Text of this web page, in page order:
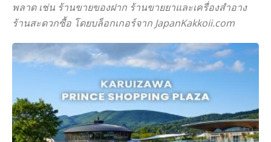
พลาด เช่น ร้านขายของฝาก ร้านขายยาและเครื่องสำอาง
ร้านสะดวกซื้อ โดยบล็อกเกอร์จาก JapanKakkoii.com